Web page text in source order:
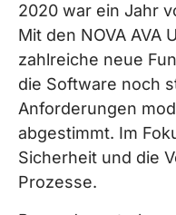
2020 war ein Jahr
Mit den NOVA AVA
zahlreiche neue
die Software noch
Anforderungen
abgestimmt. Im
Sicherheit und die
Prozesse.